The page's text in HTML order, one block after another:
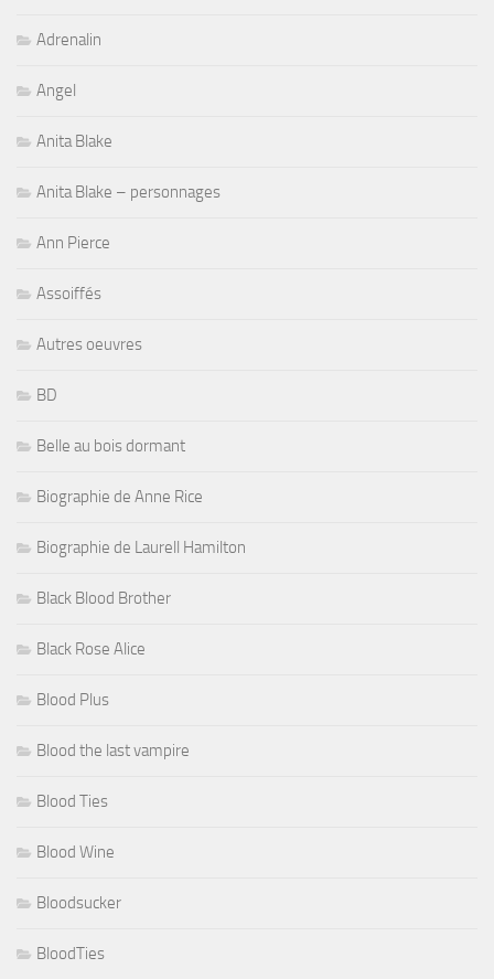
Adrenalin
Angel
Anita Blake
Anita Blake – personnages
Ann Pierce
Assoiffés
Autres oeuvres
BD
Belle au bois dormant
Biographie de Anne Rice
Biographie de Laurell Hamilton
Black Blood Brother
Black Rose Alice
Blood Plus
Blood the last vampire
Blood Ties
Blood Wine
Bloodsucker
BloodTies